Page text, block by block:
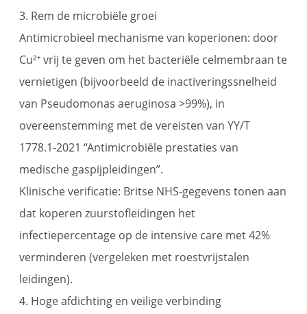
3. Rem de microbiële groei
Antimicrobieel mechanisme van koperionen: door
Cu²⁺ vrij te geven om het bacteriële celmembraan te
vernietigen (bijvoorbeeld de inactiveringssnelheid
van Pseudomonas aeruginosa >99%), in
overeenstemming met de vereisten van YY/T
1778.1-2021 “Antimicrobiële prestaties van
medische gaspijpleidingen”.
Klinische verificatie: Britse NHS-gegevens tonen aan
dat koperen zuurstofleidingen het
infectiepercentage op de intensive care met 42%
verminderen (vergeleken met roestvrijstalen
leidingen).
4. Hoge afdichting en veilige verbinding